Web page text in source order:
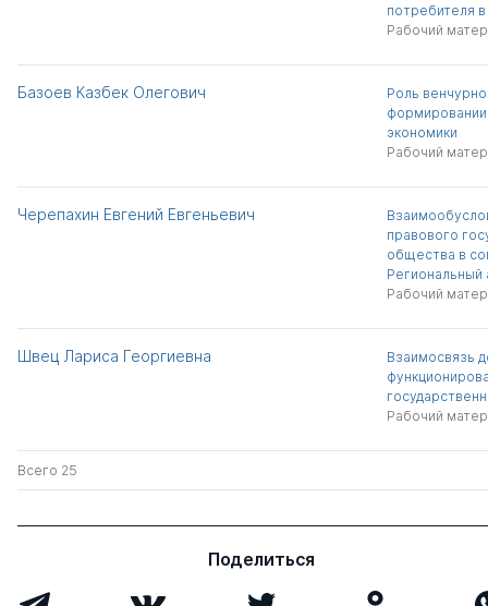
потребителя
Рабочий
Базоев Казбек Олегович
Роль
формировании
экономики
Рабочий
Черепахин Евгений Евгеньевич
правового
общества в
Региональный
Рабочий
Швец Лариса Георгиевна
Взаимосвязь
Рабочий
Всего 25
Поделиться